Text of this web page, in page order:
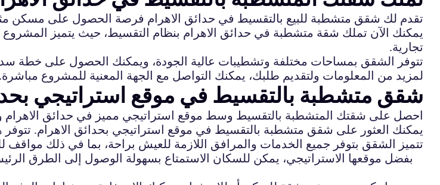
تقدم لك شقق متشطبة للبيع بالتقسيط في حدائق الاهرام فرصة الحصول على مسكن
يمكنك الآن تملك شقة متشطبة في حدائق الاهرام بنظام التقسيط، حيث يتميز
تجارية.
تتوفر الشقق بمساحات مختلفة وتشطيبات عالية الجودة، ويمكنك الحصول على خطة
لمزيد من المعلومات ولتقديم طلبك، يمكنك التواصل مع الجهة المعنية للمشروع مباشرة.
شقق متشطبة بالتقسيط في موقع استراتيجي
احصل على شقتك المتشطبة بالتقسيط وسط موقع استراتيجي مميز في حدائق الاهرام
يمكنك العثور على شقق متشطبة بالتقسيط في موقع استراتيجي بحدائق الاهرام.
تتميز الشقق بتوفر جميع الخدمات والمرافق اللازمة للعيش براحة، بما في ذلك مواقف
بفضل موقعها الاستراتيجي، يمكن للسكان الاستمتاع بسهولة الوصول إلى الطرق